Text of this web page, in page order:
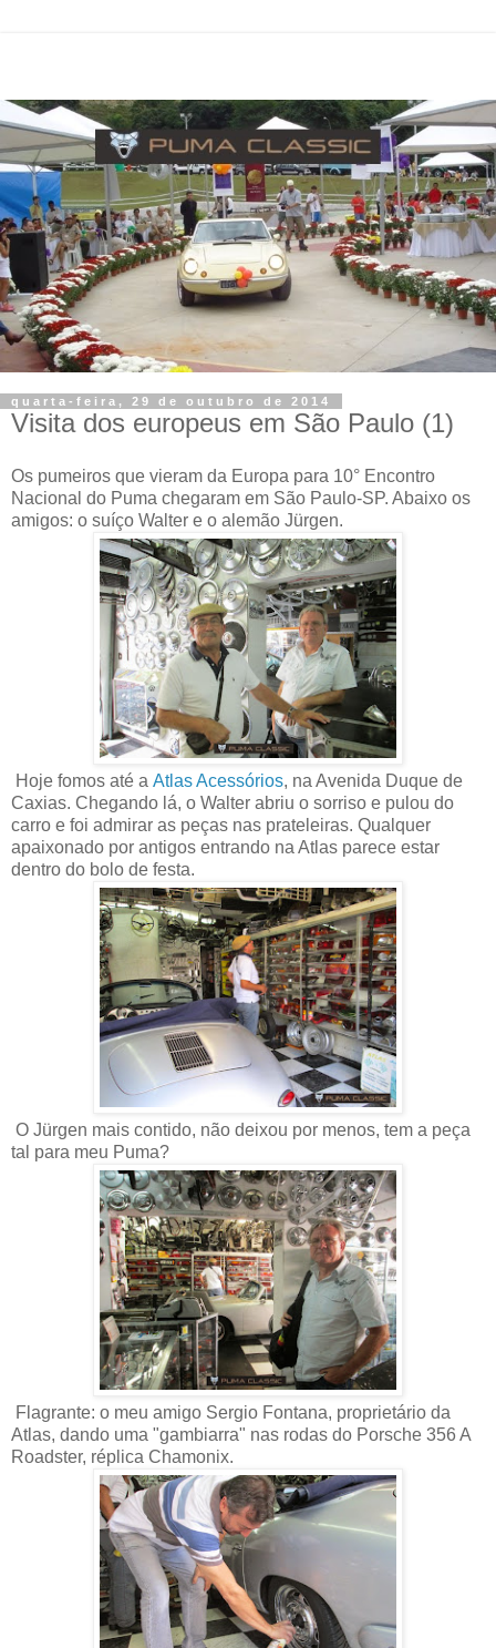
quarta-feira, 29 de outubro de 2014
Visita dos europeus em São Paulo (1)
Os pumeiros que vieram da Europa para 10° Encontro
Nacional do Puma chegaram em São Paulo-SP. Abaixo os
amigos: o suíço Walter e o alemão Jürgen.
Hoje fomos até a Atlas Acessórios, na Avenida Duque de
Caxias. Chegando lá, o Walter abriu o sorriso e pulou do
carro e foi admirar as peças nas prateleiras. Qualquer
apaixonado por antigos entrando na Atlas parece estar
dentro do bolo de festa.
O Jürgen mais contido, não deixou por menos, tem a peça
tal para meu Puma?
Flagrante: o meu amigo Sergio Fontana, proprietário da
Atlas, dando uma "gambiarra" nas rodas do Porsche 356 A
Roadster, réplica Chamonix.